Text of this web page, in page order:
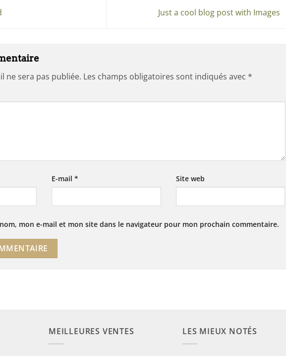
Just a cool blog post with Images
ne sera pas publiée. Les champs obligatoires sont indiqués avec *
E-mail * Site web
mon e-mail et mon site dans le navigateur pour mon prochain commentaire.
MEILLEURES VENTES LES MIEUX NOTÉS